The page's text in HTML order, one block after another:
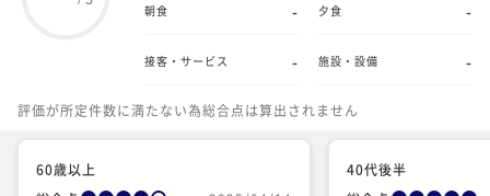
朝食 - 夕食 -
接客・サービス - 施設・設備 -
評価が所定件数に満たない為総合点は算出されません
60歳以上
40代後半